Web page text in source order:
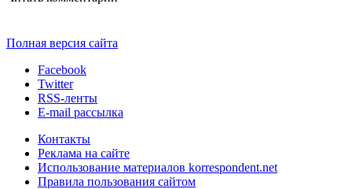
Полная версия сайта
Facebook
Twitter
RSS-ленты
E-mail рассылка
Контакты
Реклама на сайте
Использование материалов korrespondent.net
Правила пользования сайтом